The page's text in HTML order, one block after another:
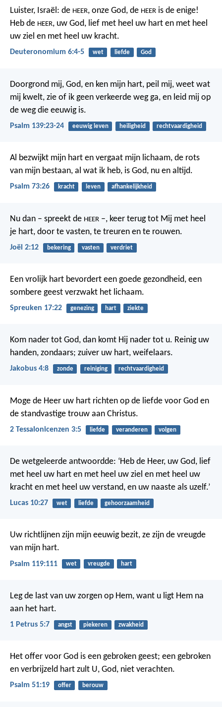
Luister, Israël: de HEER, onze God, de HEER is de enige!
Heb de HEER, uw God, lief met heel uw hart en met heel
uw ziel en met heel uw kracht.
Deuteronomium 6:4-5 wet liefde God
Doorgrond mij, God, en ken mijn hart, peil mij, weet wat
mij kwelt, zie of ik geen verkeerde weg ga, en leid mij op
de weg die eeuwig is.
Psalm 139:23-24 eeuwig leven heiligheid rechtvaardigheid
Al bezwijkt mijn hart en vergaat mijn lichaam, de rots
van mijn bestaan, al wat ik heb, is God, nu en altijd.
Psalm 73:26 kracht leven afhankelijkheid
Nu dan – spreekt de HEER –, keer terug tot Mij met heel
je hart, door te vasten, te treuren en te rouwen.
Joël 2:12 bekering vasten verdriet
Een vrolijk hart bevordert een goede gezondheid, een
sombere geest verzwakt het lichaam.
Spreuken 17:22 genezing hart ziekte
Kom nader tot God, dan komt Hij nader tot u. Reinig uw
handen, zondaars; zuiver uw hart, weifelaars.
Jakobus 4:8 zonde reiniging rechtvaardigheid
Moge de Heer uw hart richten op de liefde voor God en
de standvastige trouw aan Christus.
2 Tessalonicenzen 3:5 liefde veranderen volgen
De wetgeleerde antwoordde: ‘Heb de Heer, uw God, lief
met heel uw hart en met heel uw ziel en met heel uw
kracht en met heel uw verstand, en uw naaste als uzelf.’
Lucas 10:27 wet liefde gehoorzaamheid
Uw richtlijnen zijn mijn eeuwig bezit, ze zijn de vreugde
van mijn hart.
Psalm 119:111 wet vreugde hart
Leg de last van uw zorgen op Hem, want u ligt Hem na
aan het hart.
1 Petrus 5:7 angst piekeren zwakheid
Het offer voor God is een gebroken geest; een gebroken
en verbrijzeld hart zult U, God, niet verachten.
Psalm 51:19 offer berouw